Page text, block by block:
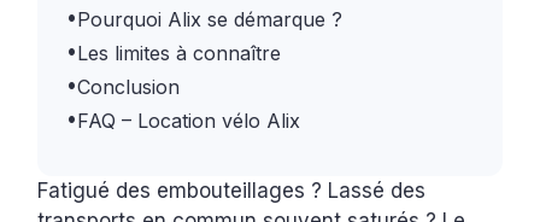
•Pourquoi Alix se démarque ?
•Les limites à connaître
•Conclusion
•FAQ – Location vélo Alix
Fatigué des embouteillages ? Lassé des